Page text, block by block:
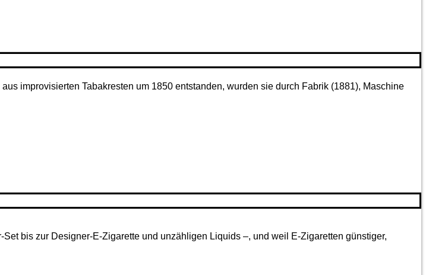
improvisierten Tabakresten um 1850 entstanden, wurden sie durch Fabrik (1881), Maschine
bis zur Designer-E-Zigarette und unzähligen Liquids –, und weil E-Zigaretten günstiger,